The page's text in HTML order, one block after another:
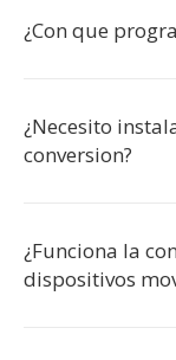
¿Con que
¿Necesito
conversion?
¿Funciona la
dispositivos